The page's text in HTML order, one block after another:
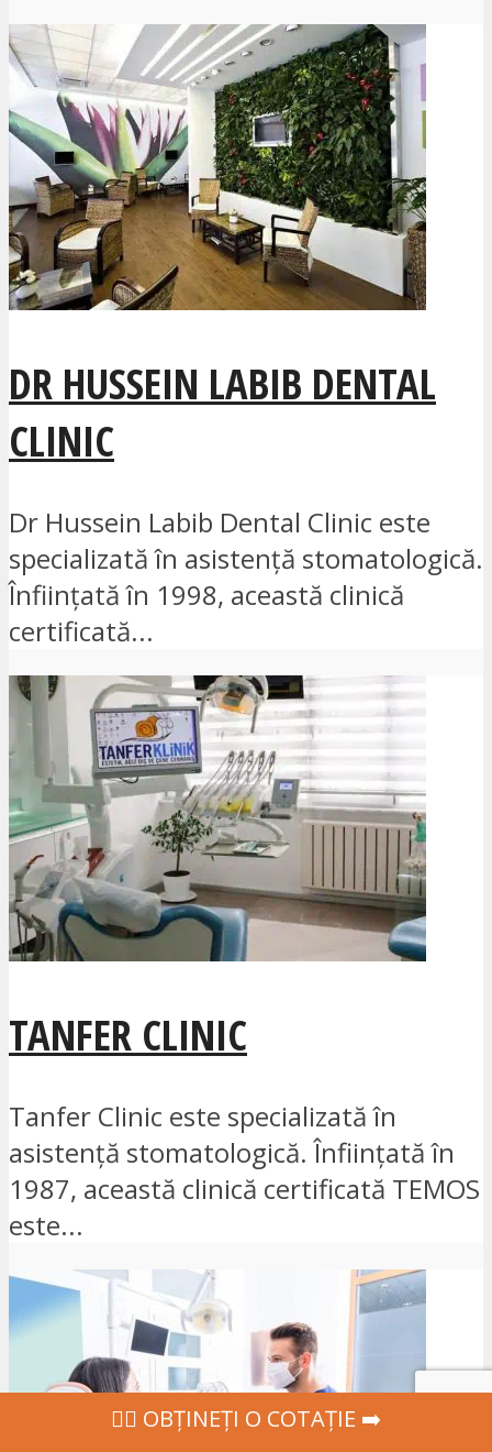
DR HUSSEIN LABIB DENTAL
CLINIC
Dr Hussein Labib Dental Clinic este
specializată în asistență stomatologică.
Înființată în 1998, această clinică
certificată...
TANFER CLINIC
Tanfer Clinic este specializată în
asistență stomatologică. Înființată în
1987, această clinică certificată TEMOS
este...
‍👩‍⚕ OBȚINEȚI O COTAȚIE ➡️